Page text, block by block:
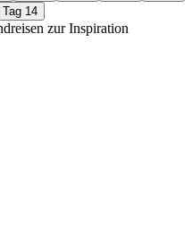
Tag 14
zur Inspiration